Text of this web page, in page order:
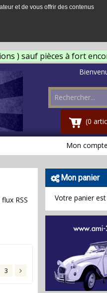
et de vous offrir des contenus
) sauf pièces à fort
(0
Mon compte
RSS
3
Mon panier
Votre panier est